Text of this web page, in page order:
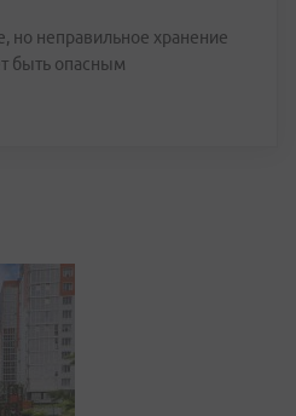
но неправильное хранение
быть опасным